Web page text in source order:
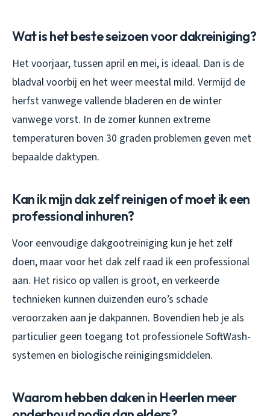
Wat is het beste seizoen voor dakreiniging?
Het voorjaar, tussen april en mei, is ideaal. Dan is de
bladval voorbij en het weer meestal mild. Vermijd de
herfst vanwege vallende bladeren en de winter
vanwege vorst. In de zomer kunnen extreme
temperaturen boven 30 graden problemen geven met
bepaalde daktypen.
Kan ik mijn dak zelf reinigen of moet ik een
professional inhuren?
Voor eenvoudige dakgootreiniging kun je het zelf
doen, maar voor het dak zelf raad ik een professional
aan. Het risico op vallen is groot, en verkeerde
technieken kunnen duizenden euro’s schade
veroorzaken aan je dakpannen. Bovendien heb je als
particulier geen toegang tot professionele SoftWash-
systemen en biologische reinigingsmiddelen.
Waarom hebben daken in Heerlen meer